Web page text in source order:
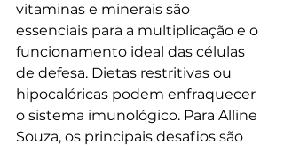
vitaminas e minerais são
essenciais para a multiplicação e o
funcionamento ideal das células
de defesa. Dietas restritivas ou
hipocalóricas podem enfraquecer
o sistema imunológico. Para Alline
Souza, os principais desafios são